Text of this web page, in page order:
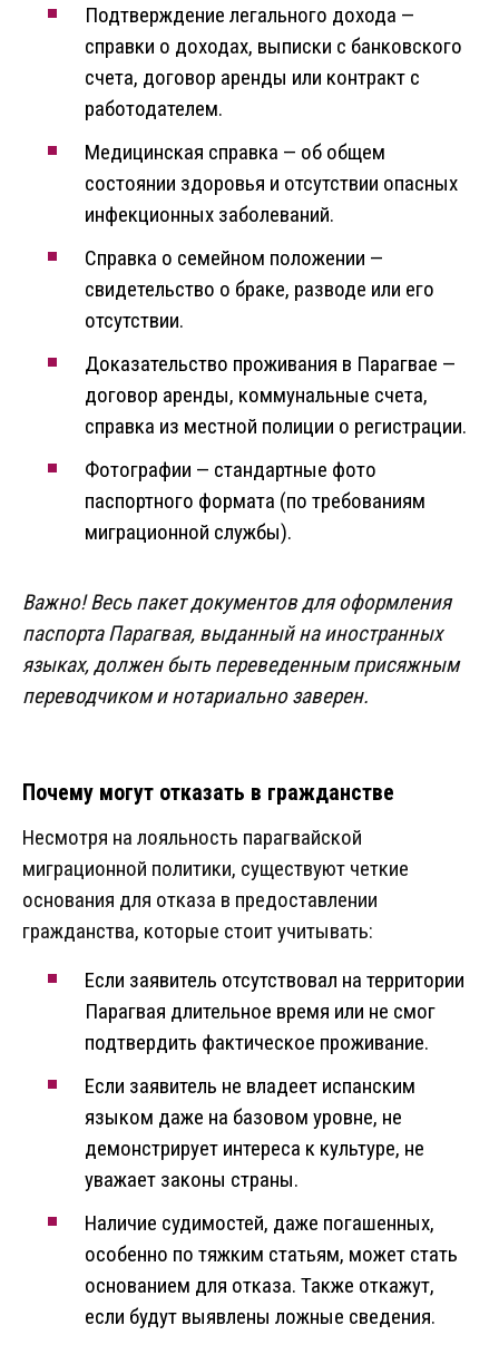
Подтверждение легального дохода —
справки о доходах, выписки с банковского
счета, договор аренды или контракт с
работодателем.
Медицинская справка — об общем
состоянии здоровья и отсутствии опасных
инфекционных заболеваний.
Справка о семейном положении —
свидетельство о браке, разводе или его
отсутствии.
Доказательство проживания в Парагвае —
договор аренды, коммунальные счета,
справка из местной полиции о регистрации.
Фотографии — стандартные фото
паспортного формата (по требованиям
миграционной службы).
Важно! Весь пакет документов для оформления
паспорта Парагвая, выданный на иностранных
языках, должен быть переведенным присяжным
переводчиком и нотариально заверен.
Почему могут отказать в гражданстве
Несмотря на лояльность парагвайской
миграционной политики, существуют четкие
основания для отказа в предоставлении
гражданства, которые стоит учитывать:
Если заявитель отсутствовал на территории
Парагвая длительное время или не смог
подтвердить фактическое проживание.
Если заявитель не владеет испанским
языком даже на базовом уровне, не
демонстрирует интереса к культуре, не
уважает законы страны.
Наличие судимостей, даже погашенных,
особенно по тяжким статьям, может стать
основанием для отказа. Также откажут,
если будут выявлены ложные сведения.